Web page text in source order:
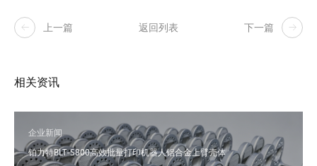
上一篇 返回列表 下一篇
相关资讯
企业新闻
铂力特BLT-S800高效批量打印机器人铝合金上臂壳体